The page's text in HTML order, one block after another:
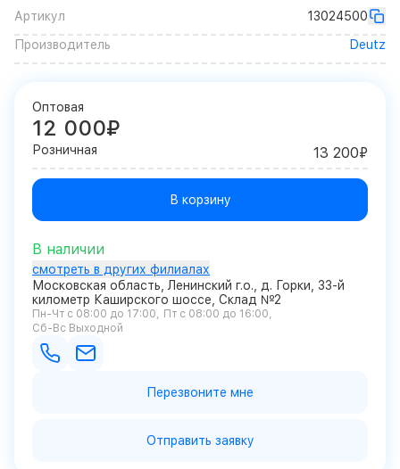
Артикул
13024500
Производитель
Deutz
Оптовая
12 000₽
Розничная 13 200₽
В корзину
В наличии
смотреть в других филиалах
Московская область, Ленинский г.о., д. Горки, 33-й
километр Каширского шоссе, Склад №2
Пн-Чт с 08:00 до 17:00
Пт с 08:00 до 16:00
Сб-Вс Выходной
Перезвоните мне
Отправить заявку